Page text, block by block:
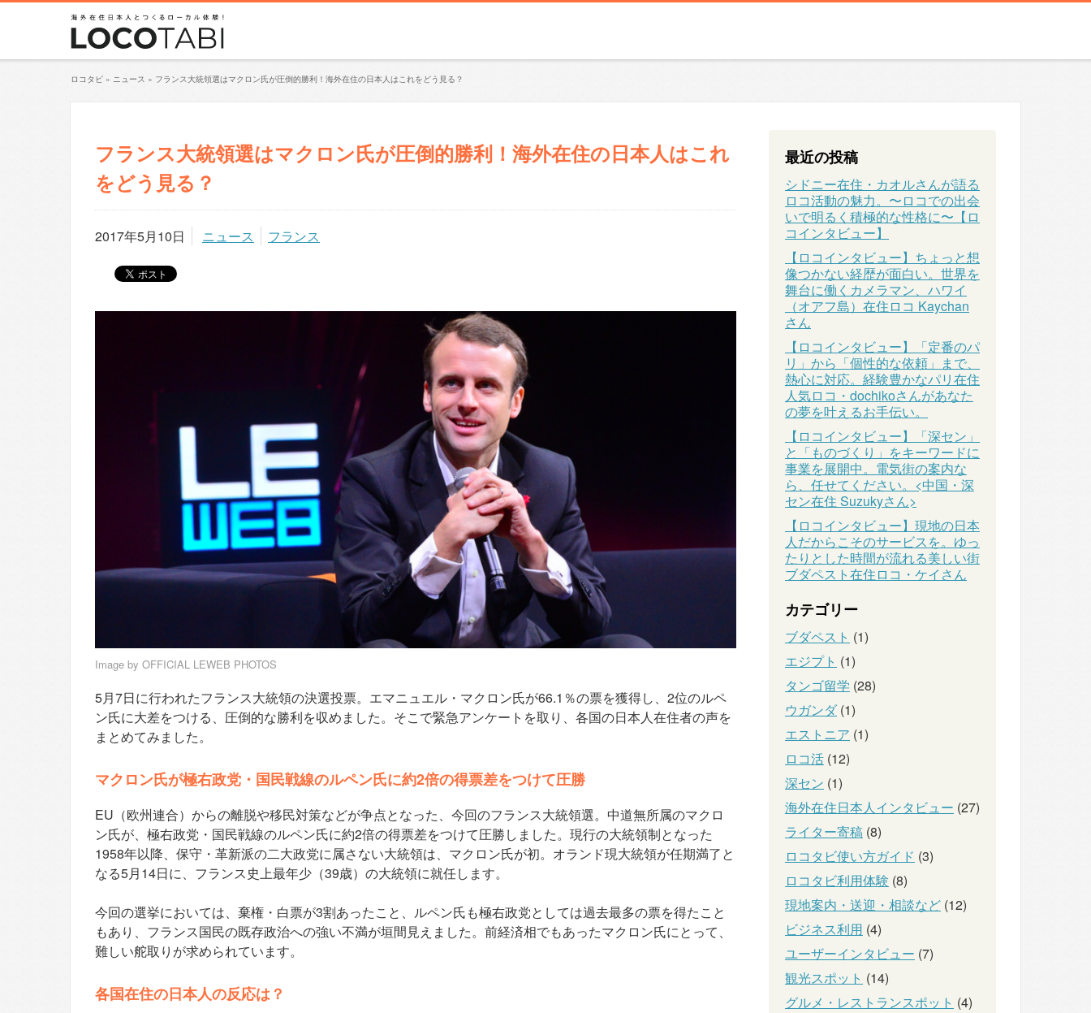
ロコタビ » ニュース » フランス大統領選はマクロン氏が圧倒的勝利！海外在住の日本人はこれをどう見る？
フランス大統領選はマクロン氏が圧倒的勝利！海外在住の日本人はこれ
をどう見る？
2017年5月10日 ニュース フランス
Image by OFFICIAL LEWEB PHOTOS
5月7日に行われたフランス大統領の決選投票。エマニュエル・マクロン氏が66.1％の票を獲得し、2位のルペ
ン氏に大差をつける、圧倒的な勝利を収めました。そこで緊急アンケートを取り、各国の日本人在住者の声を
まとめてみました。
マクロン氏が極右政党・国民戦線のルペン氏に約2倍の得票差をつけて圧勝
EU（欧州連合）からの離脱や移民対策などが争点となった、今回のフランス大統領選。中道無所属のマクロ
ン氏が、極右政党・国民戦線のルペン氏に約2倍の得票差をつけて圧勝しました。現行の大統領制となった
1958年以降、保守・革新派の二大政党に属さない大統領は、マクロン氏が初。オランド現大統領が任期満了と
なる5月14日に、フランス史上最年少（39歳）の大統領に就任します。
今回の選挙においては、棄権・白票が3割あったこと、ルペン氏も極右政党としては過去最多の票を得たこと
もあり、フランス国民の既存政治への強い不満が垣間見えました。前経済相でもあったマクロン氏にとって、
難しい舵取りが求められています。
各国在住の日本人の反応は？
最近の投稿
シドニー在住・カオルさんが語る
ロコ活動の魅力。〜ロコでの出会
いで明るく積極的な性格に〜【ロ
コインタビュー】
【ロコインタビュー】ちょっと想
像つかない経歴が面白い。世界を
舞台に働くカメラマン、ハワイ
（オアフ島）在住ロコ Kaychan
さん
【ロコインタビュー】「定番のパ
リ」から「個性的な依頼」まで、
熱心に対応。経験豊かなパリ在住
人気ロコ・dochikoさんがあなた
の夢を叶えるお手伝い。
【ロコインタビュー】「深セン」
と「ものづくり」をキーワードに
事業を展開中。電気街の案内な
ら、任せてください。<中国・深
セン在住 Suzukyさん>
【ロコインタビュー】現地の日本
人だからこそのサービスを。ゆっ
たりとした時間が流れる美しい街
ブダペスト在住ロコ・ケイさん
カテゴリー
ブダペスト (1)
エジプト (1)
タンゴ留学 (28)
ウガンダ(1)
エストニア (1)
ロコ活 (12)
深セン (1)
海外在住日本人インタビュー (27)
ライター寄稿 (8)
ロコタビ使い方ガイド (3)
ロコタビ利用体験 (8)
現地案内・送迎・相談など (12)
ビジネス利用 (4)
ユーザーインタビュー (7)
観光スポット (14)
グルメ・レストランスポット (4)